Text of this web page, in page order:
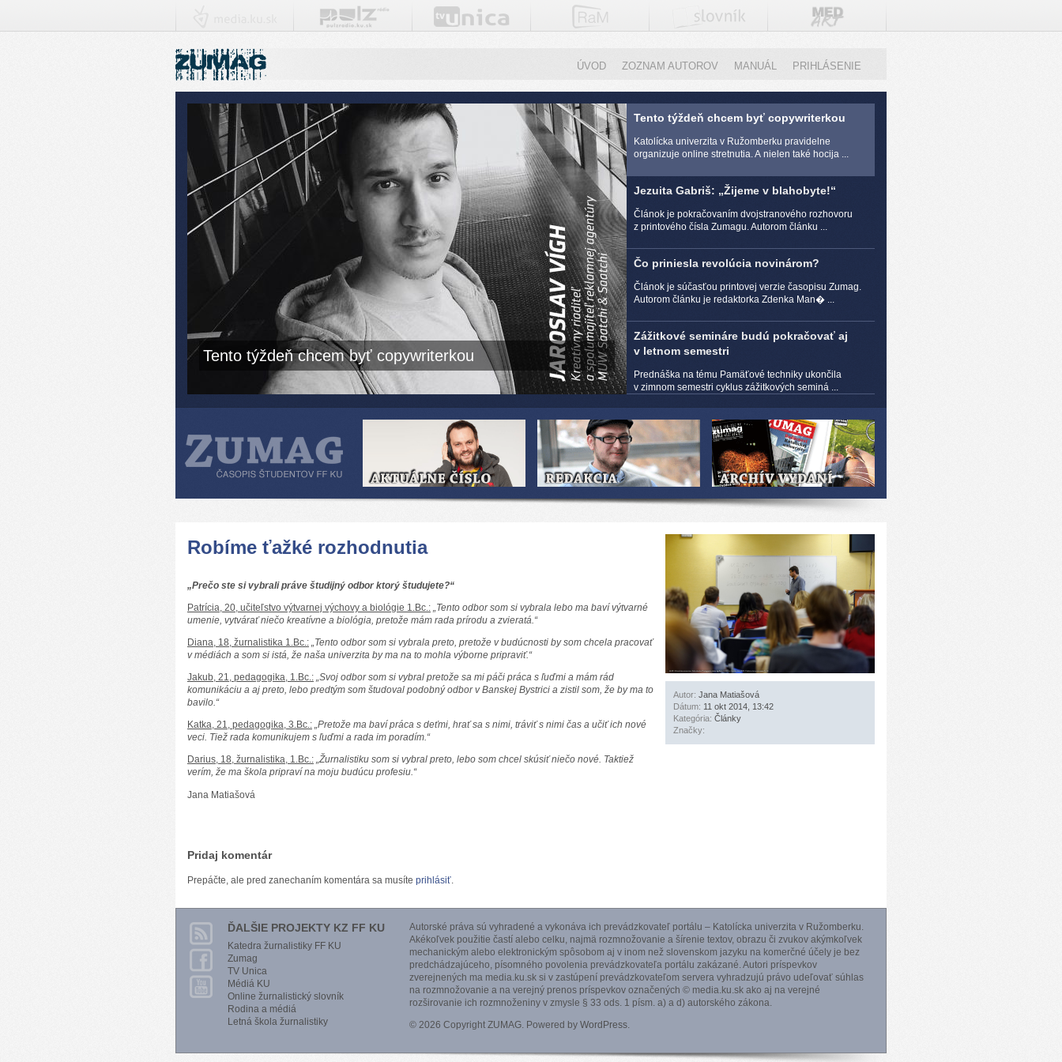
ÚVOD ZOZNAM AUTOROV MANUÁL PRIHLÁSENIE
Tento týždeň chcem byť copywriterkou
Tento týždeň chcem byť copywriterkou
Katolícka univerzita v Ružomberku pravidelne
organizuje online stretnutia. A nielen také hocija ...
Jezuita Gabriš: „Žijeme v blahobyte!“
Článok je pokračovaním dvojstranového rozhovoru
z printového čísla Zumagu. Autorom článku ...
Čo priniesla revolúcia novinárom?
Článok je súčasťou printovej verzie časopisu Zumag.
Autorom článku je redaktorka Zdenka Man� ...
Zážitkové semináre budú pokračovať aj
v letnom semestri
Prednáška na tému Pamäťové techniky ukončila
v zimnom semestri cyklus zážitkových seminá ...
Robíme ťažké rozhodnutia
„Prečo ste si vybrali práve študijný odbor ktorý študujete?“
Patrícia, 20, učiteľstvo výtvarnej výchovy a biológie 1.Bc.: „Tento odbor som si vybrala lebo ma baví výtvarné
umenie, vytvárať niečo kreatívne a biológia, pretože mám rada prírodu a zvieratá.“
Diana, 18, žurnalistika 1.Bc.: „Tento odbor som si vybrala preto, pretože v budúcnosti by som chcela pracovať
v médiách a som si istá, že naša univerzita by ma na to mohla výborne pripraviť.“
Jakub, 21, pedagogika, 1.Bc.: „Svoj odbor som si vybral pretože sa mi páči práca s ľuďmi a mám rád
komunikáciu a aj preto, lebo predtým som študoval podobný odbor v Banskej Bystrici a zistil som, že by ma to
bavilo.“
Katka, 21, pedagogika, 3.Bc.: „Pretože ma baví práca s deťmi, hrať sa s nimi, tráviť s nimi čas a učiť ich nové
veci. Tiež rada komunikujem s ľuďmi a rada im poradím.“
Darius, 18, žurnalistika, 1.Bc.: „Žurnalistiku som si vybral preto, lebo som chcel skúsiť niečo nové. Taktiež
verím, že ma škola pripraví na moju budúcu profesiu.“
Jana Matiašová
Pridaj komentár
Prepáčte, ale pred zanechaním komentára sa musíte prihlásiť.
Autor: Jana Matiašová
Dátum: 11 okt 2014, 13:42
Kategória: Články
Značky:
ĎALŠIE PROJEKTY KZ FF KU
Katedra žurnalistiky FF KU
Zumag
TV Unica
Médiá KU
Online žurnalistický slovník
Rodina a médiá
Letná škola žurnalistiky
Autorské práva sú vyhradené a vykonáva ich prevádzkovateľ portálu – Katolícka univerzita v Ružomberku.
Akékoľvek použitie častí alebo celku, najmä rozmnožovanie a šírenie textov, obrazu či zvukov akýmkoľvek
mechanickým alebo elektronickým spôsobom aj v inom než slovenskom jazyku na komerčné účely je bez
predchádzajúceho, písomného povolenia prevádzkovateľa portálu zakázané. Autori príspevkov
zverejnených ma media.ku.sk si v zastúpení prevádzkovateľom servera vyhradzujú právo udeľovať súhlas
na rozmnožovanie a na verejný prenos príspevkov označených © media.ku.sk ako aj na verejné
rozširovanie ich rozmnoženiny v zmysle § 33 ods. 1 písm. a) a d) autorského zákona.
© 2026 Copyright ZUMAG. Powered by WordPress.